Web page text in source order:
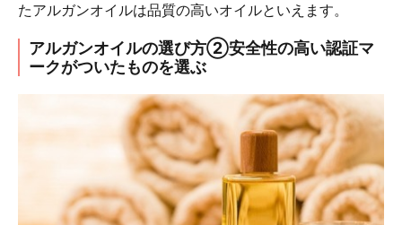
たアルガンオイルは品質の高いオイルといえます。
アルガンオイルの選び方②安全性の高い認証マ
ークがついたものを選ぶ